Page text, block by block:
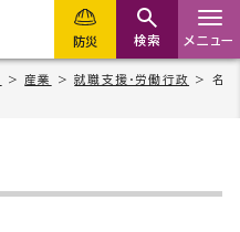
防災 検索 メニュー
>産業 >就職支援・労働行政
> 名